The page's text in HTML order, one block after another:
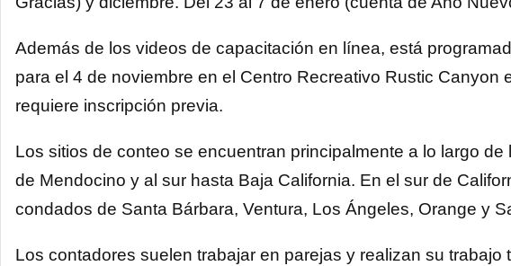
Además de los videos de capacitación en línea, está
para el 4 de noviembre en el Centro Recreativo Rustic Canyon
requiere inscripción previa.
Los sitios de conteo se encuentran principalmente a lo largo
de Mendocino y al sur hasta Baja California. En el sur de
condados de Santa Bárbara, Ventura, Los Ángeles, Orange y
Los contadores suelen trabajar en parejas y realizan su